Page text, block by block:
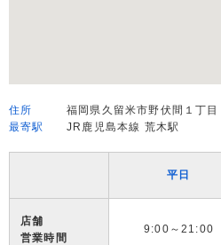
住所
福岡県久留米市野伏間１丁
最寄駅
JR鹿児島本線 荒木駅
平日
店舗
営業時間
9:00～21:00